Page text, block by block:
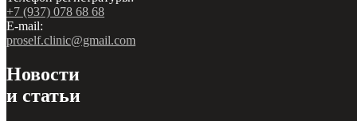
+7 (937) 078 68 68
E-mail:
proself.clinic@gmail.com
Новости
и статьи